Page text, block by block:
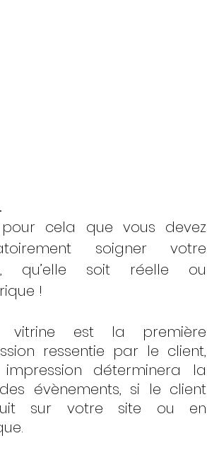
pour cela que vous devez
soigner votre
qu’elle soit réelle ou
!
vitrine est la première
ressentie par le client,
déterminera la
évènements, si le client
sur votre site ou en